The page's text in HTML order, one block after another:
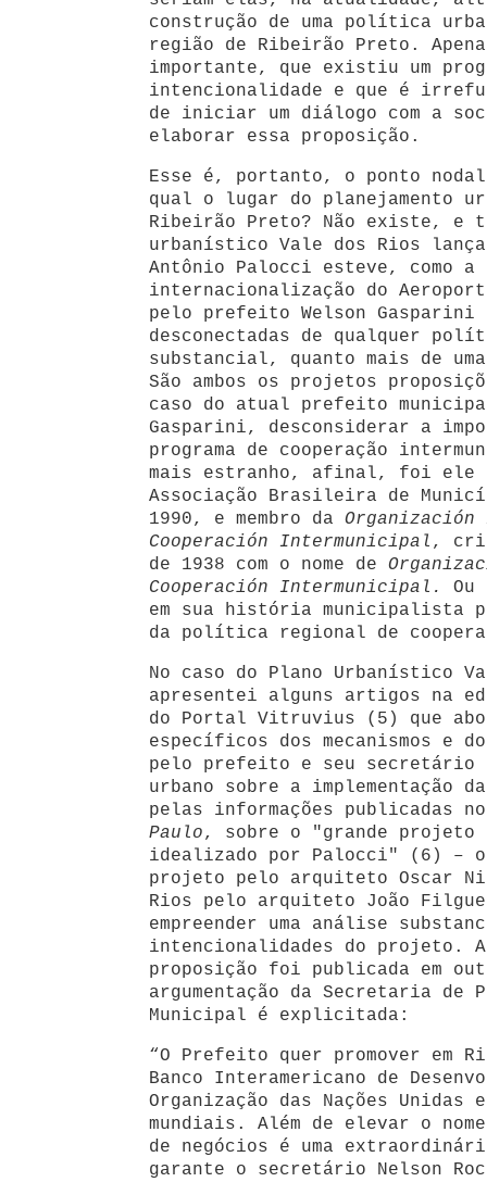
construção de uma política
região de Ribeirão Preto.
importante, que existiu um
intencionalidade e que é
de iniciar um diálogo com a
elaborar essa proposição.
Esse é, portanto, o ponto
qual o lugar do planejamento
Ribeirão Preto? Não existe, e
urbanístico Vale dos Rios
Antônio Palocci esteve, como a
internacionalização do
pelo prefeito Welson
desconectadas de qualquer
substancial, quanto mais de
São ambos os projetos
caso do atual prefeito
Gasparini, desconsiderar a
programa de cooperação
mais estranho, afinal, foi ele
Associação Brasileira de
1990, e membro da Organización
Cooperación Intermunicipal ,
de 1938 com o nome de
Cooperación Intermunicipal.
Ou
em sua história municipalista
da política regional de
No caso do Plano Urbanístico
apresentei alguns artigos na
do Portal Vitruvius (5) que
específicos dos mecanismos e
pelo prefeito e seu secretário
urbano sobre a implementação
pelas informações publicadas
Paulo, sobre o "grande projeto
idealizado por Palocci" (6) – o
projeto pelo arquiteto Oscar
Rios pelo arquiteto João
empreender uma análise
intencionalidades do projeto. A
proposição foi publicada em
argumentação da Secretaria de
Municipal é explicitada:
“O Prefeito quer promover em
Banco Interamericano de
Organização das Nações
mundiais. Além de elevar o
de negócios é uma
garante o secretário Nelson